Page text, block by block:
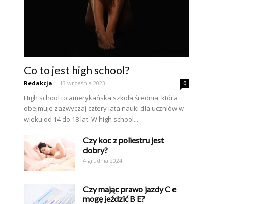
Co to jest high school?
Redakcja - 13 września 2023 0
High school to amerykańska szkoła średnia, która
obejmuje zazwyczaj cztery lata nauki dla uczniów w
wieku od 14 do 18 lat. W high school...
Czy koc z poliestru jest
dobry?
4 grudnia 2024
Czy mając prawo jazdy C e
mogę jeździć B E?